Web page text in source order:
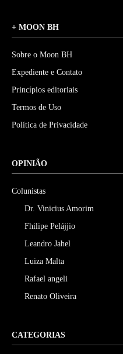
+ MOON BH
Sobre o Moon BH
Expediente e Contato
Princípios editoriais
Termos de Uso
Política de Privacidade
OPINIÃO
Colunistas
Dr. Vinicius Amorim
Fhilipe Pelájjio
Leandro Jahel
Luiza Malta
Rafael angeli
Renato Oliveira
CATEGORIAS